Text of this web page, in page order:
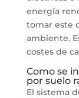
energía
tomar este
ambiente.
costes de
Como se
por suelo
El sistema